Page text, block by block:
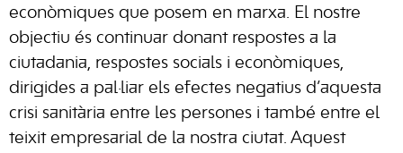
econòmiques que posem en marxa. El nostre
objectiu és continuar donant respostes a la
ciutadania, respostes socials i econòmiques,
dirigides a pal·liar els efectes negatius d’aquesta
crisi sanitària entre les persones i també entre el
teixit empresarial de la nostra ciutat. Aquest